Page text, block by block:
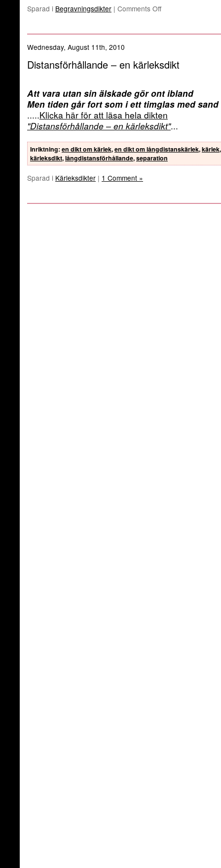
Sparad i Begravningsdikter | Comments Off
Wednesday, August 11th, 2010
Distansförhållande – en kärleksdikt
Att vara utan sin älskade gör ont ibland
Men tiden går fort som i ett timglas med sand
.....Klicka här för att läsa hela dikten
"Distansförhållande – en kärleksdikt"...
Inriktning: en dikt om kärlek,en dikt om långdistanskärlek,kärlek,
kärleksdikt,långdistansförhållande,separation
Sparad i Kärleksdikter | 1 Comment »